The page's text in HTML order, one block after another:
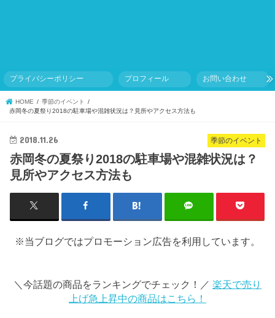
プライバシーポリシー プロフィール お問い合わせ
HOME
季節のイベント
赤岡冬の夏祭り2018の駐車場や混雑状況は？見所やアクセス方法も
季節のイベント
2018.11.26
赤岡冬の夏祭り2018の駐車場や混雑状況は？
見所やアクセス方法も
※当ブログではプロモーション広告を利用しています。
＼今話題の商品をランキングでチェック！／ 楽天で売り
上げ急上昇中の商品はこちら！